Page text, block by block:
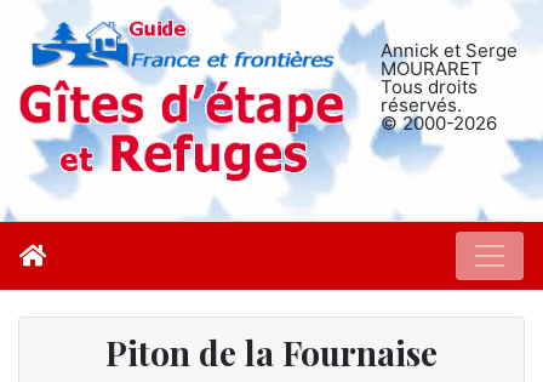
Annick et Serge
MOURARET
Tous droits
réservés.
© 2000-2026
Piton de la Fournaise